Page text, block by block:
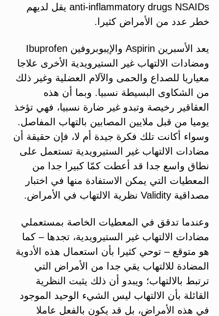
anti-inflammatory drugs NSAIDs يقل لديهم
خطر عدد من الأمراض كثيرا.
يعد الأسبرين Aspirin والإيبوبروفين Ibuprofen
ومضادات الالتهاب غير الستيرويدية الأخرى علاجا
معياريا للصداع والحمى والآلام العضلية وغير ذلك
من الشكاوى البسيطة نسبيا. وبما أن هذه
العقاقير رخيصة وتبدو غير ضارة نسبيا، فهي تؤخذ
يوميا من قبل ملايين المصابين بالتهاب المفاصل.
وسواء أكانت تلك فكرة جيدة أم لا، فإن حقيقة أن
مضادات الالتهاب غير الستيرويدية تستعمل على
نطاق واسع جدا قد أعطت كمّا كبيرا جدا من
المعطيات التي يمكن الاستفادة منها في اختبار
مصداقية Validity نظرية الالتهاب في الأمراض.
وعندما تدقق في المعطيات الخاصة بمستعملي
مضادات الالتهاب غير الستيرويدية، تجدها – كما
هو متوقع – توحي كثيرا بأن استعمال هذه الأدوية
المضادة للالتهاب يقي جدا من الأمراض التي
ترتبط بالالتهاب؛ ويبدو أن ذلك يثبت النظرية
القائلة بأن الالتهاب ليس الشيء الوحيد الموجود
في هذه الأمراض، بل قد يكون بالفعل عاملا